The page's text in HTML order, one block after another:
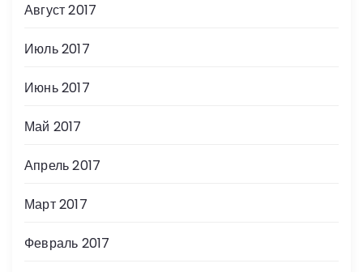
Август 2017
Июль 2017
Июнь 2017
Май 2017
Апрель 2017
Март 2017
Февраль 2017